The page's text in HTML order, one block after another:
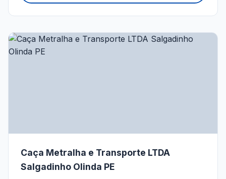
Caça Metralha e Transporte LTDA
Salgadinho Olinda PE